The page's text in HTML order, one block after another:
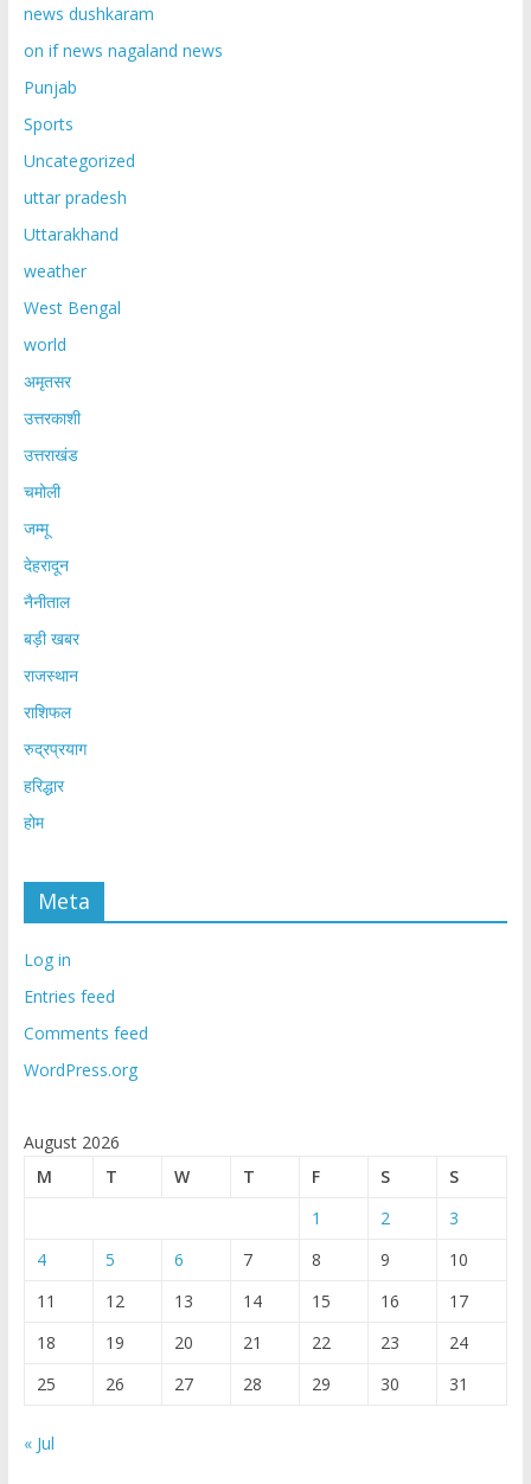
news dushkaram
on if news nagaland news
Punjab
Sports
Uncategorized
uttar pradesh
Uttarakhand
weather
West Bengal
world
अमृतसर
उत्तरकाशी
उत्तराखंड
चमोली
जम्मू
देहरादून
नैनीताल
बड़ी खबर
राजस्थान
राशिफल
रुद्रप्रयाग
हरिद्धार
होम
Meta
Log in
Entries feed
Comments feed
WordPress.org
August 2026
M
T W T F S
S
1
2
3
4
5 6 7 8 9
10
11
12 13 14 15 16
17
18
19 20 21 22 23
24
25
26 27 28 29 30 31
« Jul